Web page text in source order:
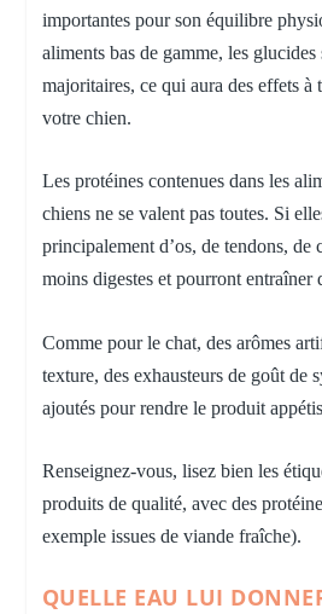
importantes pour son équilibre
aliments bas de gamme, les glucides
majoritaires, ce qui aura des effets à
votre chien.
Les protéines contenues dans les
chiens ne se valent pas toutes. Si
principalement d’os, de tendons, de
moins digestes et pourront entraîner
Comme pour le chat, des arômes
texture, des exhausteurs de goût de
ajoutés pour rendre le produit
Renseignez-vous, lisez bien les
produits de qualité, avec des
exemple issues de viande fraîche).
QUELLE EAU LUI